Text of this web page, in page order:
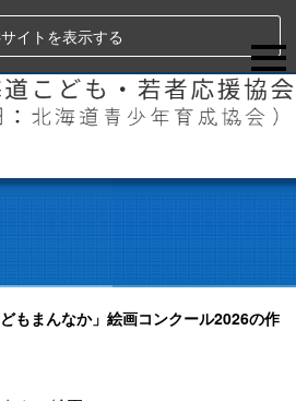
イトを表示する
どもまんなか」絵画コンクール2026の作